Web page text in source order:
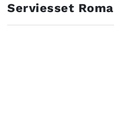
Serviesset